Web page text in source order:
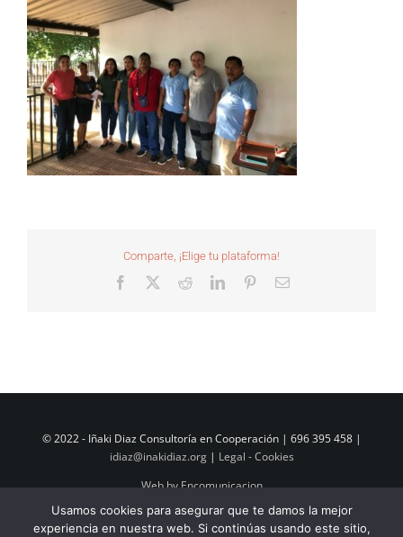
Comparte, ¡Elige tu plataforma!
Facebook RedditLinkedInPinterestCorreo
© 2022 - Iñaki Diaz Consultoría en Cooperación | 696 395 458 |
idiaz@inakidiaz.org| Legal - Cookies
Web by Encomunicacion
Usamos cookies para asegurar que te damos la mejor
experiencia en nuestra web. Si continúas usando este sitio,